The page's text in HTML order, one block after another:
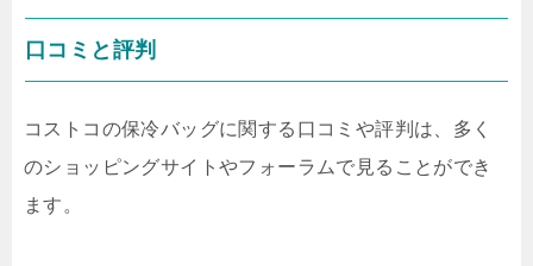
口コミと評判
コストコの保冷バッグに関する口コミや評判は、多く
のショッピングサイトやフォーラムで見ることができ
ます。